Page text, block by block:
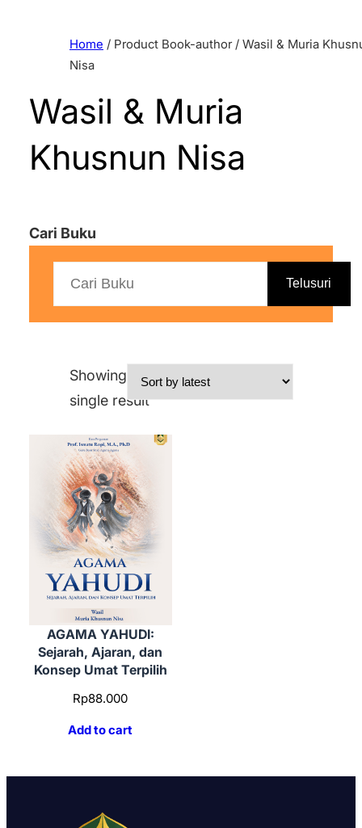
Home / Product Book-author / Wasil & Muria
Nisa
Wasil & Muria
Khusnun Nisa
Cari Buku
Telusuri
Showing the
single result
AGAMA YAHUDI:
Sejarah, Ajaran, dan
Konsep Umat Terpilih
Rp88.000
Add to cart